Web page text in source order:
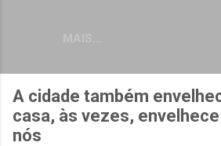
A cidade também
casa, às vezes,
nós